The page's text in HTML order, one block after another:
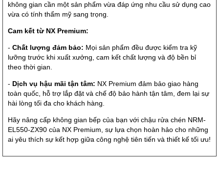
không gian cần một sản phẩm vừa đáp ứng nhu cầu sử dụng cao
vừa có tính thẩm mỹ sang trọng.
Cam kết từ NX Premium:
- Chất lượng đảm bảo: Mọi sản phẩm đều được kiểm tra kỹ
lưỡng trước khi xuất xưởng, cam kết chất lượng và độ bền bỉ
theo thời gian.
- Dịch vụ hậu mãi tận tâm: NX Premium đảm bảo giao hàng
toàn quốc, hỗ trợ lắp đặt và chế độ bảo hành tận tâm, đem lại sự
hài lòng tối đa cho khách hàng.
Hãy nâng cấp không gian bếp của bạn với chậu rửa chén NRM-
EL550-ZX90 của NX Premium, sự lựa chọn hoàn hảo cho những
ai yêu thích sự kết hợp giữa công nghệ tiên tiến và thiết kế tối ưu!